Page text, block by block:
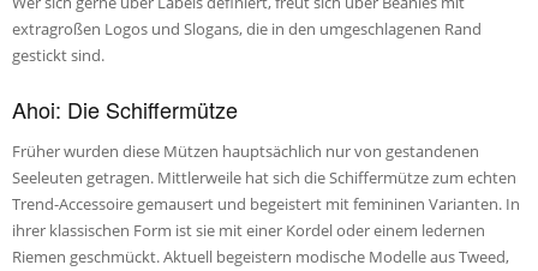
extragroßen Logos und Slogans, die in den umgeschlagenen Rand
gestickt sind.
Ahoi: Die Schiffermütze
Früher wurden diese Mützen hauptsächlich nur von gestandenen
Seeleuten getragen. Mittlerweile hat sich die Schiffermütze zum echten
Trend-Accessoire gemausert und begeistert mit femininen Varianten. In
ihrer klassischen Form ist sie mit einer Kordel oder einem ledernen
Riemen geschmückt. Aktuell begeistern modische Modelle aus Tweed,